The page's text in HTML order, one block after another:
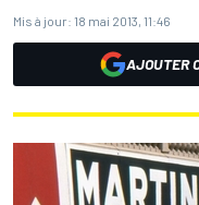
Mis à jour: 18 mai 2013, 11:46
AJOUTER